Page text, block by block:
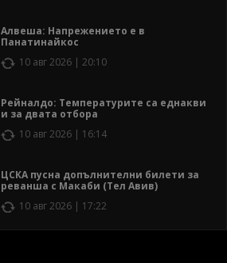
Алвеша: Напрежението е в
Панатинайкос
10 авг 2026 | 20:10
Рейналдо: Температурите са еднакви
и за двата отбора
10 авг 2026 | 16:14
ЦСКА пусна допълнителни билети за
реванша с Макаби (Тел Авив)
10 авг 2026 | 17:22